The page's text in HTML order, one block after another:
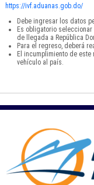
https://ivf.aduanas.gob.do/
Debe ingresar los datos
Es obligatorio
de llegada a República
Para el regreso, deberá
El incumplimiento de
vehículo al país.